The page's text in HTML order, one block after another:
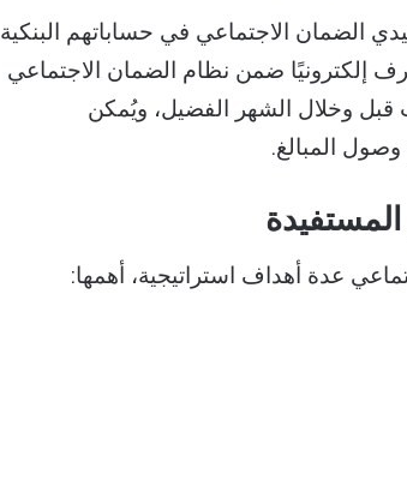
إيداع معونة رمضان 1447 لمستفيدي الضمان الاجتماعي في حساباتهم البنكية
إلكترونيًا ضمن نظام الضمان الاجتماعي
وخلال الشهر الفضيل، ويُمكن
وصول المبالغ.